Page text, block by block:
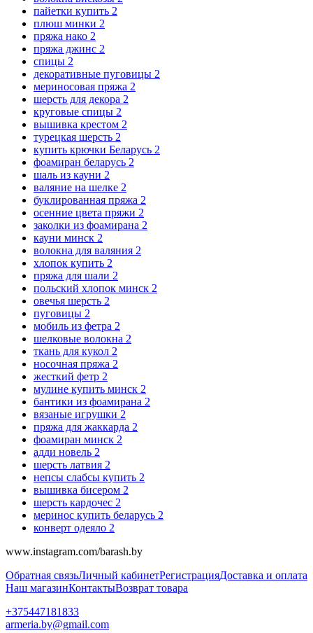
пайетки купить 2
плюш минки 2
пряжа нако 2
пряжа джинс 2
спицы 2
декоративные пуговицы 2
мериносовая пряжа 2
шерсть для декора 2
круговые спицы 2
вышивка крестом 2
турецкая шерсть 2
купить крючки Беларусь 2
фоамиран беларусь 2
шаль из кауни 2
валяние на шелке 2
буклированная пряжа 2
осенние цвета пряжи 2
заколки из фоамирана 2
кауни минск 2
волокна для валяния 2
хлопок купить 2
пряжа для шали 2
польский хлопок минск 2
овечья шерсть 2
пуговицы 2
мобиль из фетра 2
шелковые волокна 2
ткань для кукол 2
носочная пряжа 2
жесткий фетр 2
мулине купить минск 2
бантики из фоамирана 2
вязаные игрушки 2
пряжа для жаккарда 2
фоамиран минск 2
адди новель 2
шерсть латвия 2
непсы слабсы купить 2
вышивка бисером 2
шерсть кардочес 2
меринос купить беларусь 2
конверт одеяло 2
www.instagram.com/barash.by
Обратная связьЛичный кабинетРегистрацияДоставка и оплата
Наш магазинКонтактыВозврат товара
+375447181833
armeria.by@gmail.com